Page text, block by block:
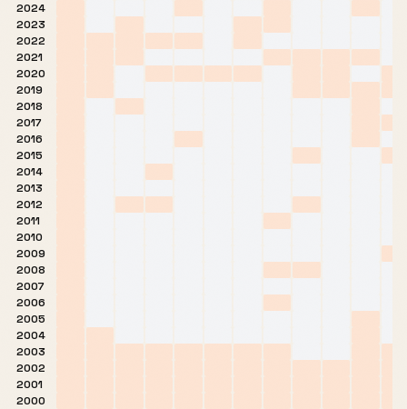
2024
2023
2022
2021
2020
2019
2018
2017
2016
2015
2014
2013
2012
2011
2010
2009
2008
2007
2006
2005
2004
2003
2002
2001
2000